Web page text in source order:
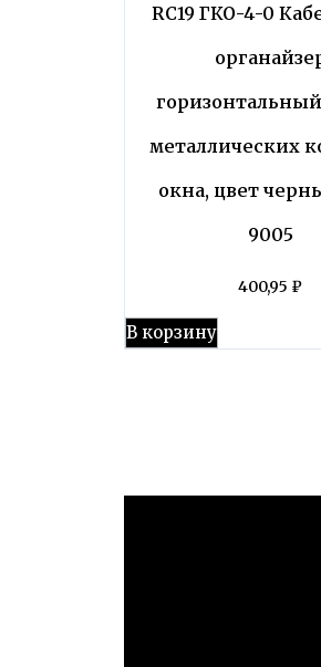
RC19 ГКО-4-0
горизонтальный
металлических
окна, цвет
9005
400,95 ₽
В корзину